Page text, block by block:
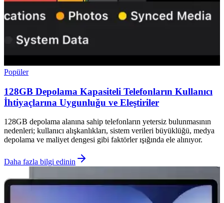
Popüler
128GB Depolama Kapasiteli Telefonların Kullanıcı
İhtiyaçlarına Uygunluğu ve Eleştiriler
128GB depolama alanına sahip telefonların yetersiz bulunmasının
nedenleri; kullanıcı alışkanlıkları, sistem verileri büyüklüğü, medya
depolama ve maliyet dengesi gibi faktörler ışığında ele alınıyor.
Daha fazla bilgi edinin